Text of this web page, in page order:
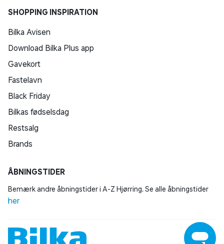
SHOPPING INSPIRATION
Bilka Avisen
Download Bilka Plus app
Gavekort
Fastelavn
Black Friday
Bilkas fødselsdag
Restsalg
Brands
ÅBNINGSTIDER
Bemærk andre åbningstider i A-Z Hjørring. Se alle åbningstider
her